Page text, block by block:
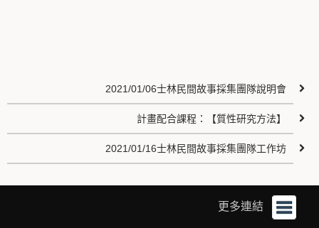
2021/01/06士林民間故事採集團隊說明會
計畫配合課程：【質性研究方法】
2021/01/16士林民間故事採集團隊工作坊
更多連結